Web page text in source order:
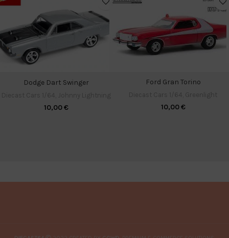
Dodge Dart Swinger
10,00€
Ford Gran Torino
10,00€